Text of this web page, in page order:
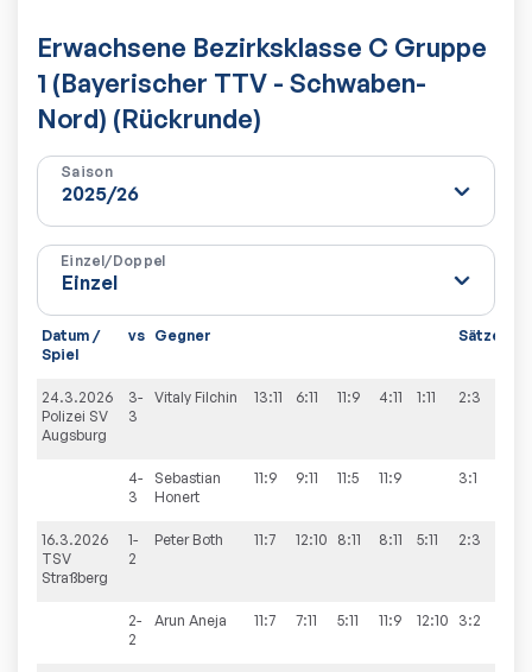
Erwachsene Bezirksklasse C Gruppe
1 (Bayerischer TTV - Schwaben-
Nord) (Rückrunde)
Saison
Einzel/Doppel
Datum /
Spiel
vs Gegner Sätze
24.3.2026
Polizei SV
Augsburg
3-
3
Vitaly Filchin 13:11 6:11 11:9 4:11 1:11 2:3
4-
3
Sebastian
Honert
11:9 9:11 11:5 11:9 3:1
16.3.2026
TSV
Straßberg
1-
2
Peter Both 11:7 12:10 8:11 8:11 5:11 2:3
2-
2
Arun Aneja 11:7 7:11 5:11 11:9 12:10 3:2